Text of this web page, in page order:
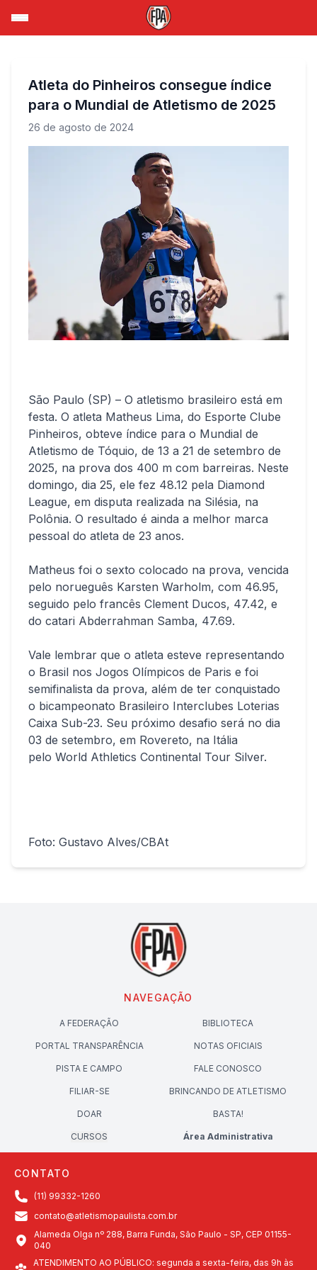
Atleta do Pinheiros consegue índice
para o Mundial de Atletismo de 2025
26 de agosto de 2024
São Paulo (SP) – O atletismo brasileiro está em
festa. O atleta Matheus Lima, do Esporte Clube
Pinheiros, obteve índice para o Mundial de
Atletismo de Tóquio, de 13 a 21 de setembro de
2025, na prova dos 400 m com barreiras. Neste
domingo, dia 25, ele fez 48.12 pela Diamond
League, em disputa realizada na Silésia, na
Polônia. O resultado é ainda a melhor marca
pessoal do atleta de 23 anos.
Matheus foi o sexto colocado na prova, vencida
pelo norueguês Karsten Warholm, com 46.95,
seguido pelo francês Clement Ducos, 47.42, e
do catari Abderrahman Samba, 47.69.
Vale lembrar que o atleta esteve representando
o Brasil nos Jogos Olímpicos de Paris e foi
semifinalista da prova, além de ter conquistado
o bicampeonato Brasileiro Interclubes Loterias
Caixa Sub-23. Seu próximo desafio será no dia
03 de setembro, em Rovereto, na Itália
pelo World Athletics Continental Tour Silver.
Foto: Gustavo Alves/CBAt
NAVEGAÇÃO
A FEDERAÇÃO BIBLIOTECA
PORTAL TRANSPARÊNCIA NOTAS OFICIAIS
PISTA E CAMPO FALE CONOSCO
FILIAR-SE BRINCANDO DE ATLETISMO
DOAR BASTA!
CURSOS Área Administrativa
CONTATO
(11) 99332-1260
contato@atletismopaulista.com.br
Alameda Olga nº 288, Barra Funda, São Paulo - SP, CEP 01155-
040
ATENDIMENTO AO PÚBLICO: segunda a sexta-feira, das 9h às